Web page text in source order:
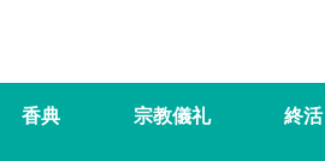
香典 宗教儀礼 終活